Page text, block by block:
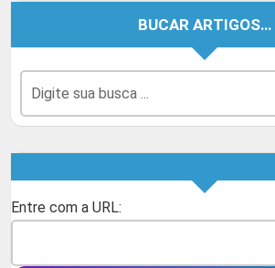
BUCAR ARTIGOS…
Entre com a URL: